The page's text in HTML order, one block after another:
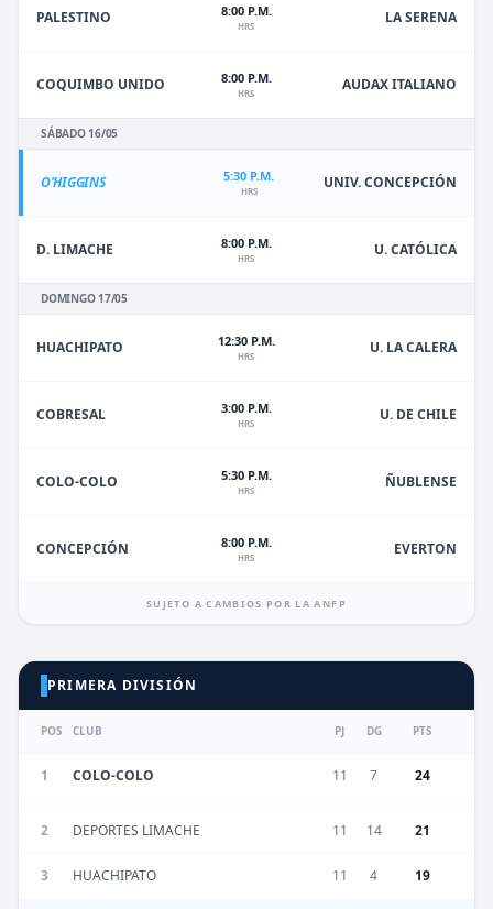
PALESTINO 8:00 P.M.
HRS LA SERENA
COQUIMBO UNIDO 8:00 P.M.
HRS AUDAX ITALIANO
SÁBADO 16/05
O'HIGGINS 5:30 P.M.
HRS UNIV. CONCEPCIÓN
D. LIMACHE 8:00 P.M.
HRS U. CATÓLICA
DOMINGO 17/05
HUACHIPATO 12:30 P.M.
HRS U. LA CALERA
COBRESAL 3:00 P.M.
HRS U. DE CHILE
COLO-COLO 5:30 P.M.
HRS ÑUBLENSE
CONCEPCIÓN 8:00 P.M.
HRS EVERTON
SUJETO A CAMBIOS POR LA ANFP
PRIMERA DIVISIÓN
POS CLUB PJ DG PTS
1 COLO-COLO 11 7 24
2 DEPORTES LIMACHE 11 14 21
3 HUACHIPATO 11 4 19